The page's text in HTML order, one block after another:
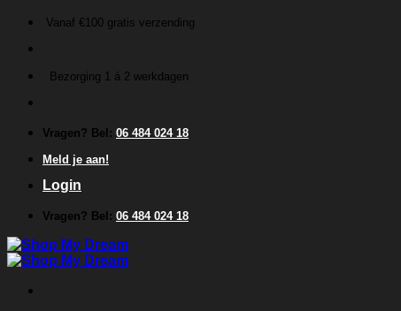
inhoud
Vanaf €100 gratis verzending
Bezorging 1 á 2 werkdagen
Vragen? Bel: 06 484 024 18
Meld je aan!
Login
Vragen? Bel: 06 484 024 18